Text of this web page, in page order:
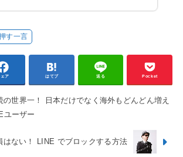
す一言
ェア はてブ 送る Pocket
の世界一！ 日本だけでなく海外もどんどん増え
ユーザー
はない！ LINE でブロックする方法